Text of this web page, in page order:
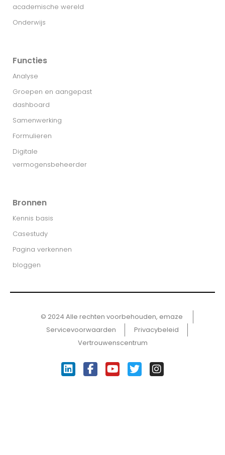
academische wereld
Onderwijs
Functies
Analyse
Groepen en aangepast
dashboard
Samenwerking
Formulieren
Digitale
vermogensbeheerder
Bronnen
Kennis basis
Casestudy
Pagina verkennen
bloggen
© 2024 Alle rechten voorbehouden, emaze ​
Servicevoorwaarden
Privacybeleid
Vertrouwenscentrum